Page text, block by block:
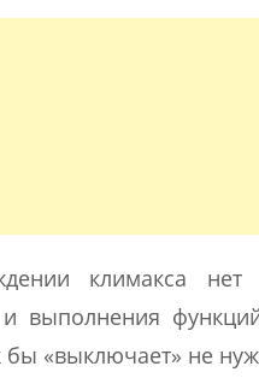
климакса нет
и выполнения
бы «выключает» не